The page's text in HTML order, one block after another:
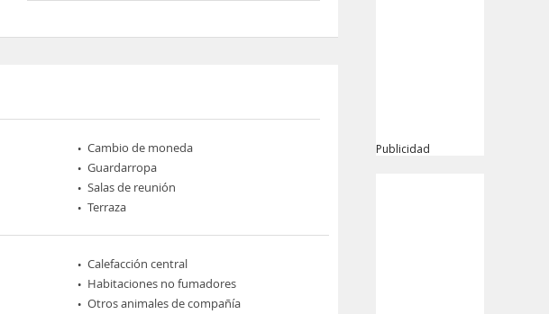
Cambio de moneda
Guardarropa
Salas de reunión
Terraza
Calefacción central
Habitaciones no fumadores
Otros animales de compañía
Publicidad